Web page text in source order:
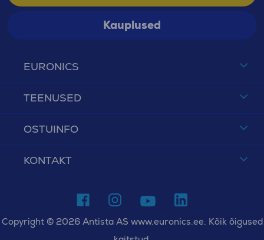
EURONICS
TEENUSED
OSTUINFO
KONTAKT
Kauplused
Copyright © 2026 Antista AS www.euronics.ee. Kõik õigused